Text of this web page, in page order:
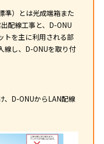
準）とは光成端箱また
配線工事と、D-ONU
トを主に利用される部
線し、D-ONUを取り付
、D-ONUからLAN配線